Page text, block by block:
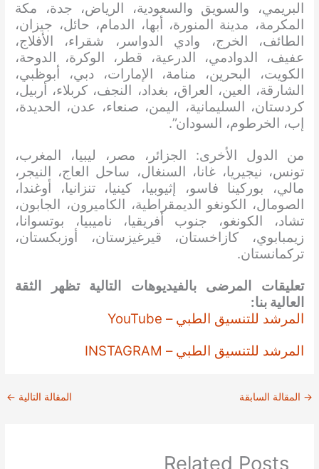
البريمي، والسويق والسعودية، الرياض، جدة، مكة
المكرمة، مدينة المنورة، أبها، الدمام، حائل، جيزان،
الطائف، الخرج، وادي الدواسر، شقراء، الأفلاج،
عفيف، الدوادمي، الدرعية، قطر، الوكرة، الدوحة،
الكويت، البحرين، منامة، الإمارات، دبي، أبوظبي،
الشارقة، العين، العراق، بغداد، النجف، كربلاء، أربيل،
كردستان، السليمانية، اليمن، صنعاء، عدن، الحديدة،
إب، الخرطوم، السودان”.
من الدول الأخرى: الجزائر، مصر، ليبيا، المغرب،
تونس، نيجيريا، غانا، السنغال، ساحل العاج، النيجر،
مالي، بوركينا فاسو، إثيوبيا، كينيا، تنزانيا، أوغندا،
الصومال، الكونغو الديمقراطية، الكاميرون، الجابون،
تشاد، الكونغو، جنوب أفريقيا، ناميبيا، بوتسوانا،
زيمبابوي، كازاخستان، قيرغيزستان، أوزبكستان،
تركمانستان.
تعليقات المرضى بالفيديوهات التالية تظهر الثقة
العالية بنا:
المرشد للتنسيق الطبي – YouTube
المرشد للتنسيق الطبي – INSTAGRAM
→ المقالة السابقة المقالة التالية ←
Related Posts